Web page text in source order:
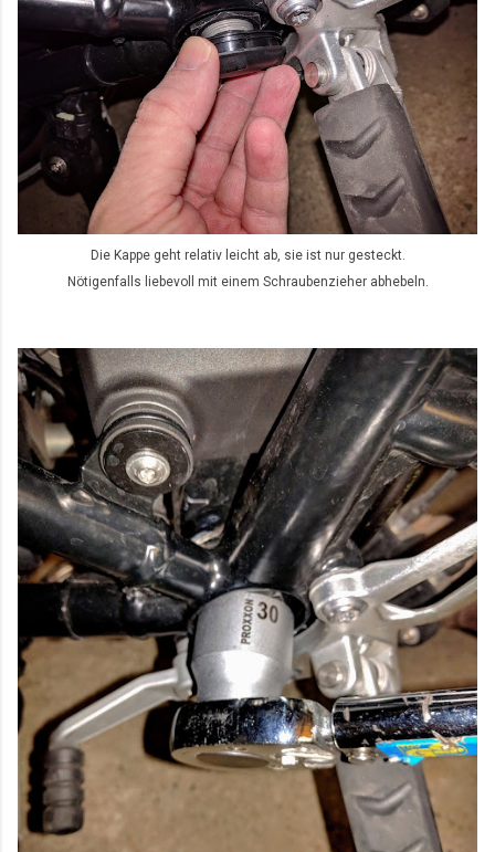
Die Kappe geht relativ leicht ab, sie ist nur gesteckt.
Nötigenfalls liebevoll mit einem Schraubenzieher abhebeln.